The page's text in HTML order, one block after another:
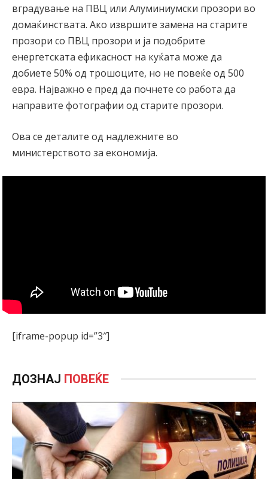
вградување на ПВЦ или Алуминиумски прозори во
домаќинствата. Ако извршите замена на старите
прозори со ПВЦ прозори и ја подобрите
енергетската ефикасност на куќата може да
добиете 50% од трошоците, но не повеќе од 500
евра. Најважно е пред да почнете со работа да
направите фотографии од старите прозори.
Ова се деталите од надлежните во
министерството за економија.
[iframe-popup id=”3″]
ДОЗНАЈ ПОВЕЌЕ